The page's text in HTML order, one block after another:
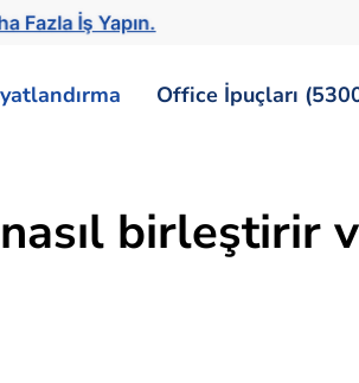
Fazla İş Yapın.
Office İpuçları
birleştirir